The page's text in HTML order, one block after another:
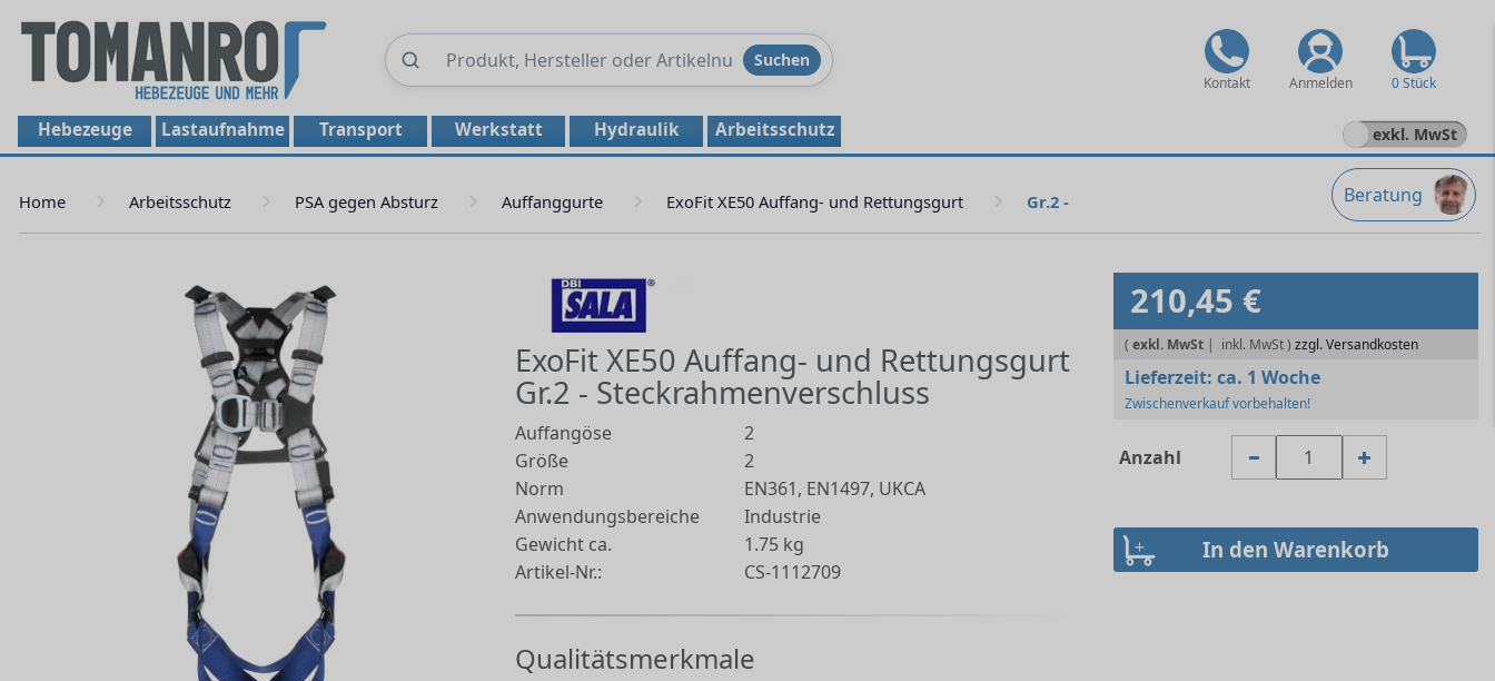
Produkte
durchsuchen
Suchen
Kontakt Anmelden 0 Stück
Hebezeuge Lastaufnahme Transport Werkstatt Hydraulik Arbeitsschutz exkl. MwSt
Beratung
Home Arbeitsschutz PSA gegen Absturz Auffanggurte ExoFit XE50 Auffang- und Rettungsgurt Gr.2 -
ExoFit XE50 Auffang- und Rettungsgurt
Gr.2 - Steckrahmenverschluss
Auffangöse
2
Größe
2
Norm
EN361, EN1497, UKCA
Anwendungsbereiche
Industrie
Gewicht ca.
1.75 kg
Artikel-Nr.:
CS-1112709
Qualitätsmerkmale
210,45 €
( exkl. MwSt | zzgl. Versandkosten
Lieferzeit: ca. 1 Woche
Zwischenverkauf vorbehalten!
Anzahl